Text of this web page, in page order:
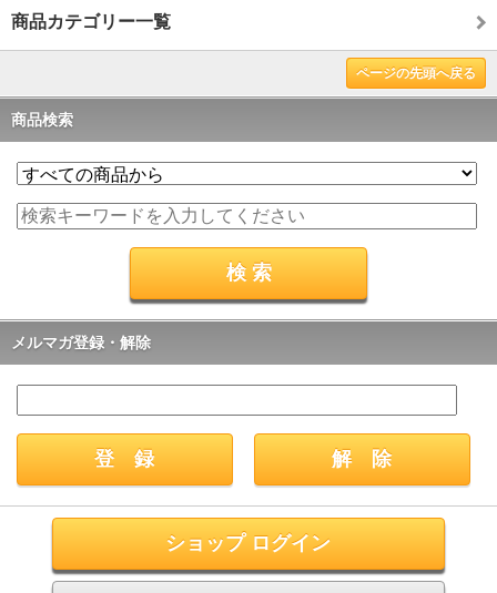
商品カテゴリー一覧
ページの先頭へ戻る
商品検索
メルマガ登録・解除
ショップ ログイン